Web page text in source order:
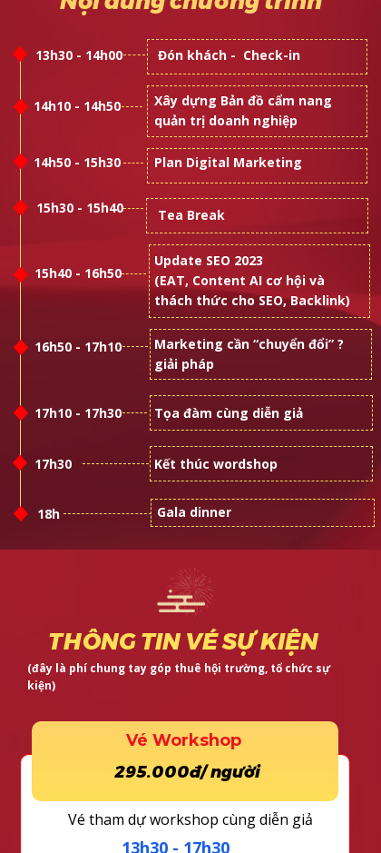
Tọa đàm cùng diễn giả
17h10 - 17h30
Kết thúc wordshop
17h30
Gala dinner
18h
Xây dựng Bản đồ cẩm nang
quản trị doanh nghiệp
14h10 - 14h50
Tea Break
15h30 - 15h40
Update SEO 2023
(EAT, Content AI cơ hội và
thách thức cho SEO, Backlink)
15h40 - 16h50
Marketing cần “chuyển đổi” ?
giải pháp
16h50 - 17h10
Plan Digital Marketing
14h50 - 15h30
Đón khách - Check-in
13h30 - 14h00
THÔNG TIN VÉ SỰ KIỆN
Vé Workshop
295.000đ/ người
Vé tham dự workshop cùng diễn giả
13h30 - 17h30
(đây là phí chung tay góp thuê hội trường, tổ chức sự
kiện)